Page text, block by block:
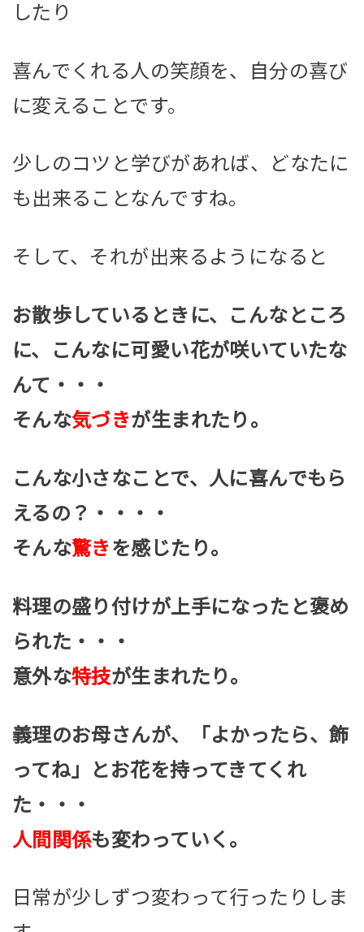
したり
喜んでくれる人の笑顔を、自分の喜び
に変えることです。
少しのコツと学びがあれば、どなたに
も出来ることなんですね。
そして、それが出来るようになると
お散歩しているときに、こんなところ
に、こんなに可愛い花が咲いていたな
んて・・・
そんな気づきが生まれたり。
こんな小さなことで、人に喜んでもら
えるの？・・・・
そんな驚きを感じたり。
料理の盛り付けが上手になったと褒め
られた・・・
意外な特技が生まれたり。
義理のお母さんが、「よかったら、飾
ってね」とお花を持ってきてくれ
た・・・
人間関係も変わっていく。
日常が少しずつ変わって行ったりしま